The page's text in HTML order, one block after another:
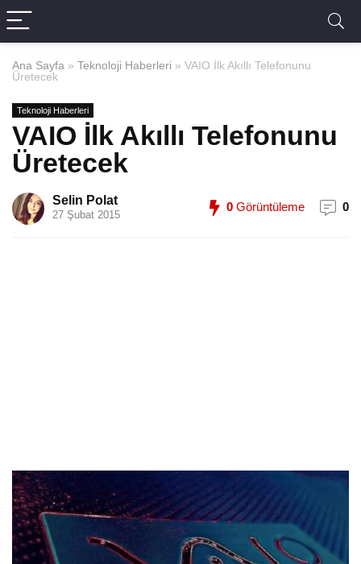
Ana Sayfa » Teknoloji Haberleri » VAIO İlk Akıllı Telefonunu
Üretecek
Teknoloji Haberleri
VAIO İlk Akıllı Telefonunu
Üretecek
Selin Polat
27 Şubat 2015
0 Görüntüleme 0